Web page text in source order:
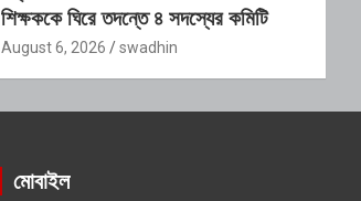
শিক্ষককে ঘিরে তদন্তে ৪ সদস্যের কমিটি
August 6, 2026 swadhin
মোবাইল